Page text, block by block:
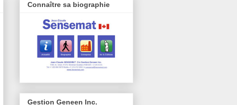
Connaître sa biographie
Gestion Geneen Inc.